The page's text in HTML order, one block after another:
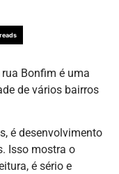
Bonfim é uma
de vários bairros
é desenvolvimento
Isso mostra o
é sério e